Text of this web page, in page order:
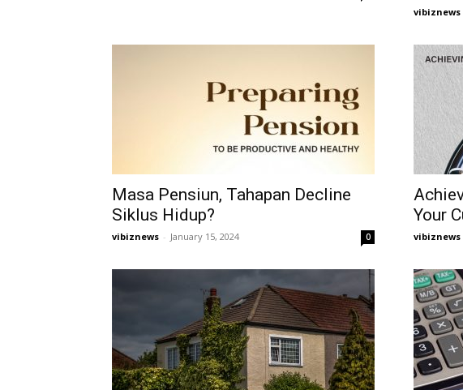
vibiznews
Masa Pensiun, Tahapan Decline
Siklus Hidup?
vibiznews - January 15, 2024 0
Your
vibiznews